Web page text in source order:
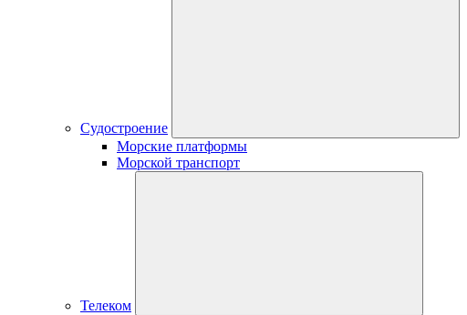
Судостроение
Морские платформы
Морской транспорт
Телеком